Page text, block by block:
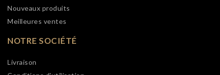
Nouveaux produits
Meilleures ventes
NOTRE SOCIÉTÉ
Livraison